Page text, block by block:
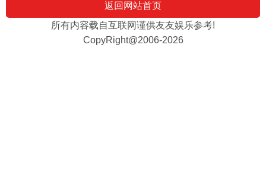
返回网站首页
所有内容载自互联网谨供友友娱乐参考!
CopyRight@2006-2026